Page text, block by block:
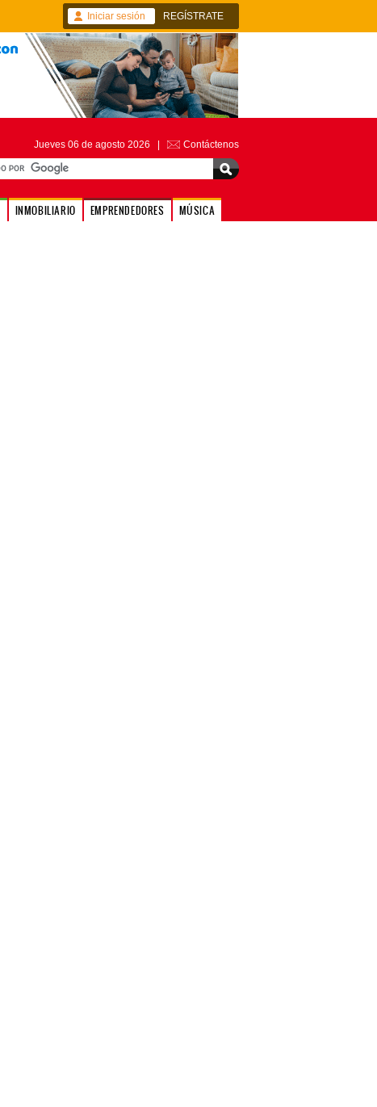
Iniciar sesión REGÍSTRATE
Jueves 06 de agosto 2026 | Contáctenos
INMOBILIARIO EMPRENDEDORES MÚSICA